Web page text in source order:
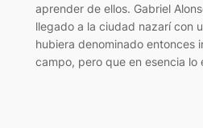
aprender de ellos. Gabriel
llegado a la ciudad nazarí con
hubiera denominado entonces
campo, pero que en esencia lo